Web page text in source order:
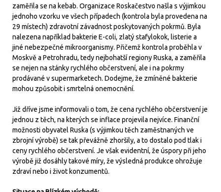
zaměřila se na kebab. Organizace Roskačestvo našla s výjimkou
jednoho vzorku ve všech případech (kontrola byla provedena na
29 místech) zdravotní závadnost poskytovaných pokrmů. Byla
nalezena například bakterie E-coli, zlatý stafylokok, listerie a
jiné nebezpečné mikroorganismy. Přičemž kontrola proběhla v
Moskvě a Petrohradu, tedy nejbohatší regiony Ruska, a zaměřila
se nejen na stánky rychlého občerstvení, ale i na pokrmy
prodávané v supermarketech. Dodejme, že zmíněné bakterie
mohou způsobit i smrtelná onemocnění.
Již dříve jsme informovali o tom, že cena rychlého občerstvení je
jednou z těch, na kterých se inflace projevila nejvíce. Finanční
možnosti obyvatel Ruska (s výjimkou těch zaměstnaných ve
zbrojní výrobě) se tak převážně zhoršily, a to dostalo pod tlak i
ceny rychlého občerstvení. Je však evidentní, že úspory při jeho
výrobě již dosáhly takové míry, že výsledná produkce ohrožuje
zdraví nebo i život konzumentů.